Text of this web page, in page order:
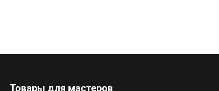
Товары для мастеров